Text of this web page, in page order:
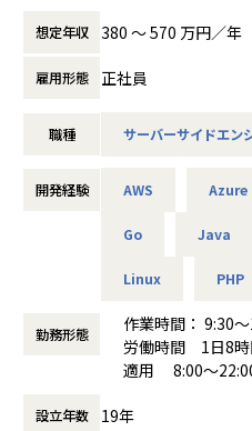
・設計方針のディスカッション
・軽貨物・一般貨物の両ドメイ
・フロントエンドに閉じず、
■キャリアパス
チャーが浸透し、
考え方がベースにあります。
ハコベルでは複数プロダクトを
とに使用する言語が異なります
ご希望やポジション状況によっ
に領域を広げていくことも選択
※既存開発現場案件約26社中、
プロダクトは1－2件程度。（受
ス済みの事業会社が多い為。）
追加開発が20社ほどで保守開発
■想定するポジション：
は PL/PM
■期待する役割：
その上で現場の担当者から話を
リーダーやリードレベルのエン
おいて顧客信用を得て、技術的
性がありそうな話をもらうこ
※スキルが1人称に満たない（3
想定年収 380 〜 570 万円／年
雇用形態 正社員
職種 サーバーサイドエン
開発経験 AWS Azure
Go Java
Linux PHP
勤務形態
作業時間： 9:30
労働時間 1日8時
適用 8:00～
業により異なる場
設立年数 19年